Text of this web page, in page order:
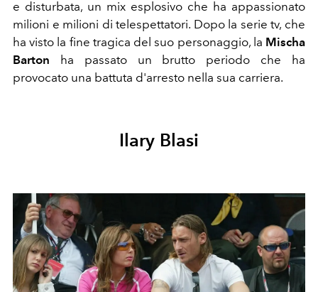
e disturbata, un mix esplosivo che ha appassionato
milioni e milioni di telespettatori. Dopo la serie tv, che
ha visto la fine tragica del suo personaggio, la Mischa
Barton ha passato un brutto periodo che ha
provocato una battuta d'arresto nella sua carriera.
Ilary Blasi